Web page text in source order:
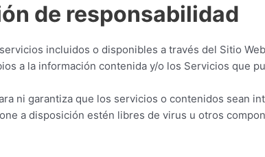
de responsabilidad
incluidos o disponibles a través del Sitio
a la información contenida y/o los Servicios que
ni garantiza que los servicios o contenidos sean
a disposición estén libres de virus u otros